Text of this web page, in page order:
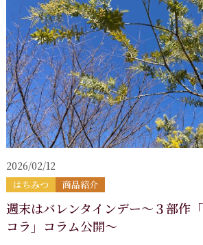
2026/02/12
はちみつ 商品紹介
週末はバレンタインデー～３部作
コラ」コラム公開～